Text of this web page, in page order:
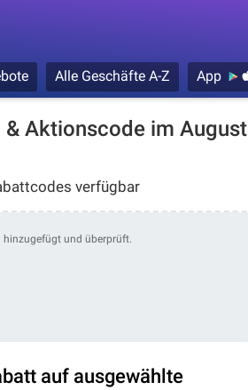
Alle Geschäfte A-Z App
& Aktionscode im August
verfügbar
hinzugefügt und überprüft.
auf ausgewählte